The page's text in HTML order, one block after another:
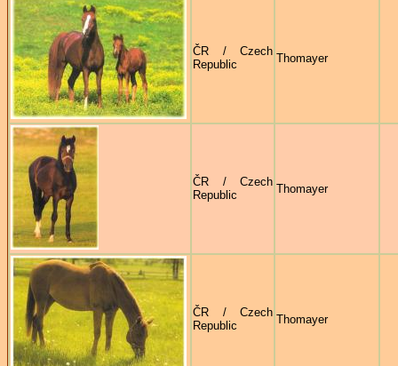
ČR / Czech
Republic
Thomayer
ČR / Czech
Republic
Thomayer
ČR / Czech
Republic
Thomayer